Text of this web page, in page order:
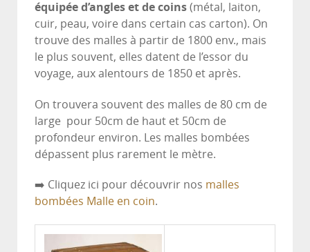
équipée d’angles et de coins (métal, laiton,
cuir, peau, voire dans certain cas carton). On
trouve des malles à partir de 1800 env., mais
le plus souvent, elles datent de l’essor du
voyage, aux alentours de 1850 et après.
On trouvera souvent des malles de 80 cm de
large pour 50cm de haut et 50cm de
profondeur environ. Les malles bombées
dépassent plus rarement le mètre.
➡️ Cliquez ici pour découvrir nos malles
bombées Malle en coin.